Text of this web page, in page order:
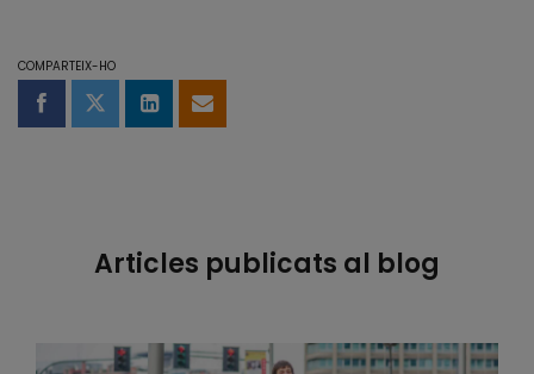
COMPARTEIX-HO
Compartir a Facebook
Compartir a Twitter
Comparteix a LinkedIn
Comparteix per email
Articles publicats al blog